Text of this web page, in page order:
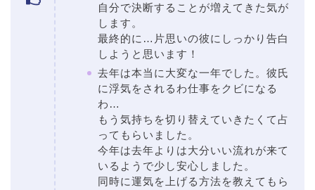
自分で決断することが増えてきた気が
します。
最終的に…片思いの彼にしっかり告白
しようと思います！
去年は本当に大変な一年でした。彼氏
に浮気をされるわ仕事をクビになる
わ…
もう気持ちを切り替えていきたくて占
ってもらいました。
今年は去年よりは大分いい流れが来て
いるようで少し安心しました。
同時に運気を上げる方法を教えてもら